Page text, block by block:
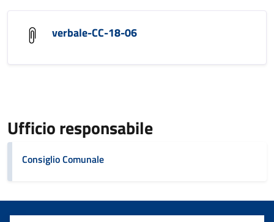
verbale-CC-18-06
Ufficio responsabile
Consiglio Comunale